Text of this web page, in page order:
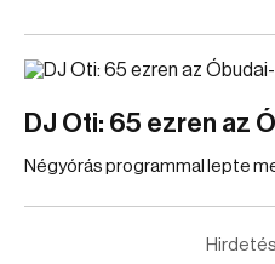
DJ Oti: 65 ezren az
Négyórás programmal lepte
Hirdetés